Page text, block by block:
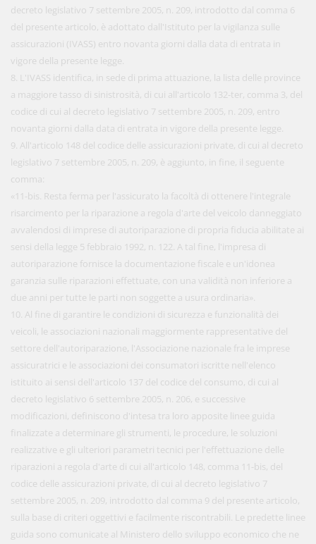
decreto legislativo 7 settembre 2005, n. 209, introdotto dal comma 6
del presente articolo, è adottato dall'Istituto per la vigilanza sulle
assicurazioni (IVASS) entro novanta giorni dalla data di entrata in
vigore della presente legge.
8. L'IVASS identifica, in sede di prima attuazione, la lista delle province
a maggiore tasso di sinistrosità, di cui all'articolo 132-ter, comma 3, del
codice di cui al decreto legislativo 7 settembre 2005, n. 209, entro
novanta giorni dalla data di entrata in vigore della presente legge.
9. All'articolo 148 del codice delle assicurazioni private, di cui al decreto
legislativo 7 settembre 2005, n. 209, è aggiunto, in fine, il seguente
comma:
«11-bis. Resta ferma per l'assicurato la facoltà di ottenere l'integrale
risarcimento per la riparazione a regola d'arte del veicolo danneggiato
avvalendosi di imprese di autoriparazione di propria fiducia abilitate ai
sensi della legge 5 febbraio 1992, n. 122. A tal fine, l'impresa di
autoriparazione fornisce la documentazione fiscale e un'idonea
garanzia sulle riparazioni effettuate, con una validità non inferiore a
due anni per tutte le parti non soggette a usura ordinaria».
10. Al fine di garantire le condizioni di sicurezza e funzionalità dei
veicoli, le associazioni nazionali maggiormente rappresentative del
settore dell'autoriparazione, l'Associazione nazionale fra le imprese
assicuratrici e le associazioni dei consumatori iscritte nell'elenco
istituito ai sensi dell'articolo 137 del codice del consumo, di cui al
decreto legislativo 6 settembre 2005, n. 206, e successive
modificazioni, definiscono d'intesa tra loro apposite linee guida
finalizzate a determinare gli strumenti, le procedure, le soluzioni
realizzative e gli ulteriori parametri tecnici per l'effettuazione delle
riparazioni a regola d'arte di cui all'articolo 148, comma 11-bis, del
codice delle assicurazioni private, di cui al decreto legislativo 7
settembre 2005, n. 209, introdotto dal comma 9 del presente articolo,
sulla base di criteri oggettivi e facilmente riscontrabili. Le predette linee
guida sono comunicate al Ministero dello sviluppo economico che ne